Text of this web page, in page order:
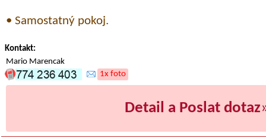
• Samostatný pokoj.
Kontakt:
Mario Marencak
1x foto
Detail a Poslat dotaz